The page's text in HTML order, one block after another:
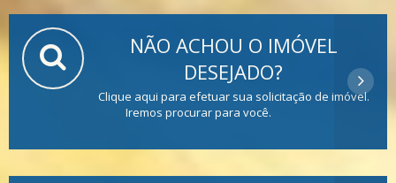
NÃO ACHOU O IMÓVEL
DESEJADO?
Clique aqui para efetuar sua solicitação de imóvel.
Iremos procurar para você.